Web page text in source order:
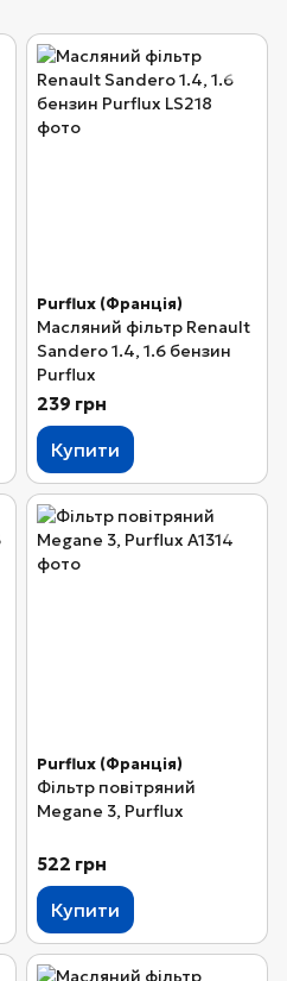
Purflux (Франція)
Масляний фільтр Renault
Sandero 1.4, 1.6 бензин
Purflux
239 грн
Купити
Purflux (Франція)
Фільтр повітряний
Megane 3, Purflux
522 грн
Купити